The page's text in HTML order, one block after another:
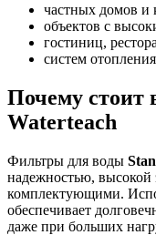
частных домов и
объектов с
гостиниц,
систем
Почему стоит
Waterteach
Фильтры для воды
надежностью,
комплектующими.
обеспечивает
даже при больших